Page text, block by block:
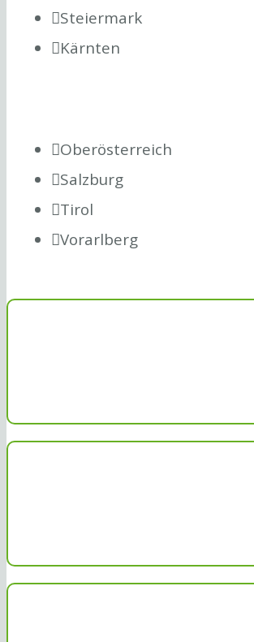
Steiermark
Kärnten
Oberösterreich
Salzburg
Tirol
Vorarlberg